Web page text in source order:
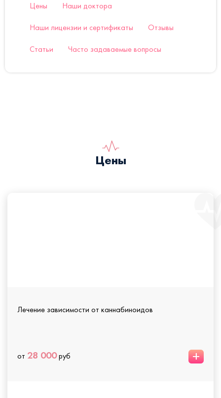
Цены Наши доктора
Наши лицензии и сертификаты Отзывы
Статьи Часто задаваемые вопросы
Цены
Лечение зависимости от каннабиноидов
от 28 000руб +